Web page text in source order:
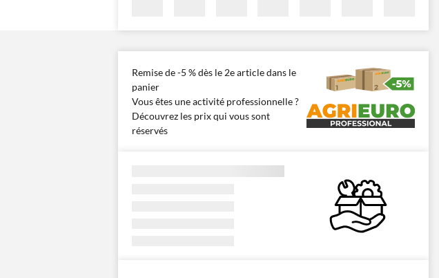
Remise de -5 % dès le 2e article dans le
panier
Vous êtes une activité professionnelle ?
Découvrez les prix qui vous sont
réservés